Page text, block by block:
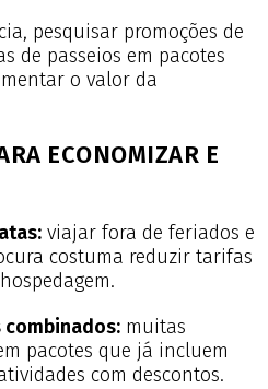
pesquisar promoções de
de passeios em pacotes
o valor da
ECONOMIZAR E
viajar fora de feriados e
costuma reduzir tarifas
muitas
pacotes que já incluem
com descontos.